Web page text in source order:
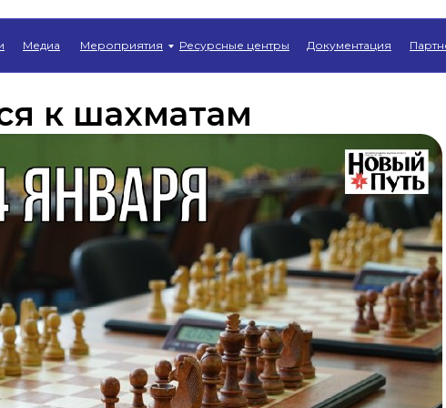
Документация
Ресурсные центры
Мероприятия
Медиа
к шахматам